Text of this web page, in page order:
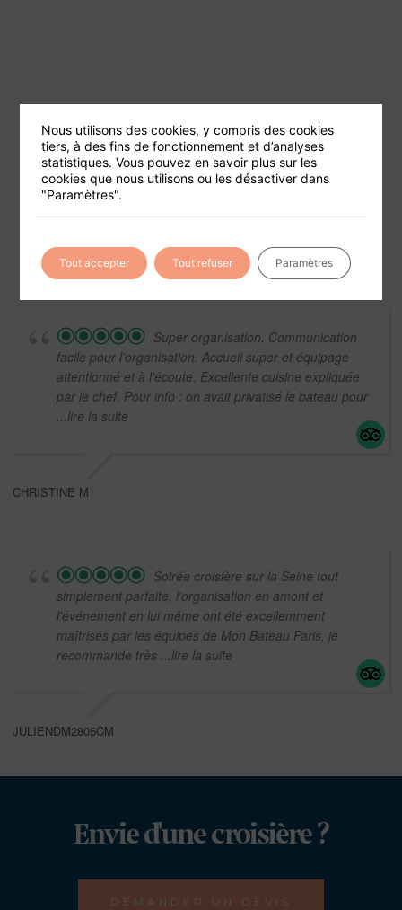
Foire aux questions
Conditions générales de vente
Super organisation. Communication
facile pour l’organisation. Accueil super et équipage
attentionné et à l’écoute. Excellente cuisine expliquée
par le chef. Pour info : on avait privatisé le bateau pour
...lire la suite
CHRISTINE M
Soirée croisière sur la Seine tout
simplement parfaite, l'organisation en amont et
l'événement en lui même ont été excellemment
maîtrisés par les équipes de Mon Bateau Paris, je
recommande très ...lire la suite
JULIENDM2805CM
Envie d'une croisière ?
DEMANDER UN DEVIS
Nous utilisons des cookies, y compris des cookies
tiers, à des fins de fonctionnement et d’analyses
statistiques. Vous pouvez en savoir plus sur les
cookies que nous utilisons ou les désactiver dans
"Paramètres".
Tout accepter Tout refuser Paramètres